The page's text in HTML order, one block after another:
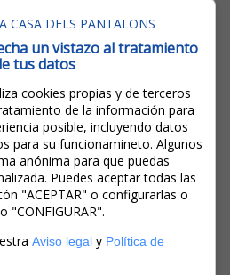
CASA DELS PANTALONS
un vistazo al tratamiento
tus datos
cookies propias y de terceros
de la información para
posible, incluyendo datos
para su funcionamineto. Algunos
anónima para que puedas
Puedes aceptar todas las
"ACEPTAR" o configurarlas o
"CONFIGURAR".
Aviso legaly Política de